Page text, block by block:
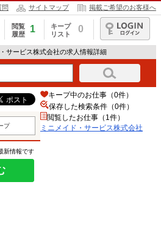
問 サイトマップ 掲載ご希望のお客様へ
閲覧
履歴
1
キープ
リスト
0
ログイン
サービス株式会社の求人情報詳細
プ
新情報です
キープ中のお仕事（0件）
保存した検索条件（0件）
閲覧したお仕事（1件）
ミニメイド・サービス株式会社